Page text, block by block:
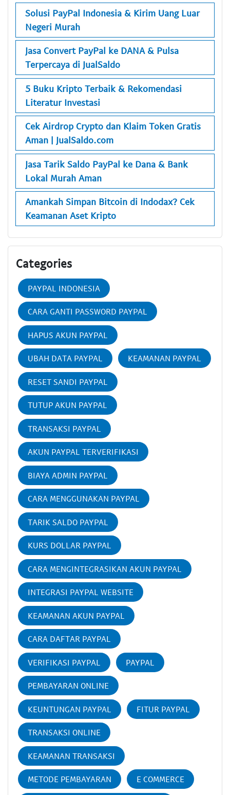
Solusi PayPal Indonesia & Kirim Uang Luar
Negeri Murah
Jasa Convert PayPal ke DANA & Pulsa
Terpercaya di JualSaldo
5 Buku Kripto Terbaik & Rekomendasi
Literatur Investasi
Cek Airdrop Crypto dan Klaim Token Gratis
Aman | JualSaldo.com
Jasa Tarik Saldo PayPal ke Dana & Bank
Lokal Murah Aman
Amankah Simpan Bitcoin di Indodax? Cek
Keamanan Aset Kripto
Categories
PAYPAL INDONESIA
CARA GANTI PASSWORD PAYPAL
HAPUS AKUN PAYPAL
UBAH DATA PAYPAL KEAMANAN PAYPAL
RESET SANDI PAYPAL
TUTUP AKUN PAYPAL
TRANSAKSI PAYPAL
AKUN PAYPAL TERVERIFIKASI
BIAYA ADMIN PAYPAL
CARA MENGGUNAKAN PAYPAL
TARIK SALDO PAYPAL
KURS DOLLAR PAYPAL
CARA MENGINTEGRASIKAN AKUN PAYPAL
INTEGRASI PAYPAL WEBSITE
KEAMANAN AKUN PAYPAL
CARA DAFTAR PAYPAL
VERIFIKASI PAYPAL PAYPAL
PEMBAYARAN ONLINE
KEUNTUNGAN PAYPAL FITUR PAYPAL
TRANSAKSI ONLINE
KEAMANAN TRANSAKSI
METODE PEMBAYARAN E COMMERCE